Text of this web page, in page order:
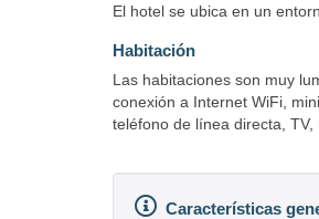
El hotel se ubica en un
Habitación
Las habitaciones son muy
conexión a Internet WiFi,
teléfono de línea directa, TV,
Características